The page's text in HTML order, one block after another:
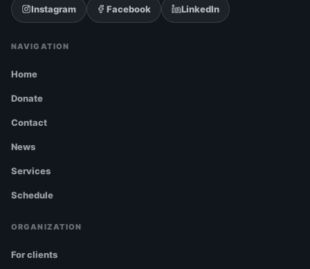
Instagram Facebook LinkedIn
NAVIGATION
Home
Donate
Contact
News
Services
Schedule
ORGANIZATION
For clients